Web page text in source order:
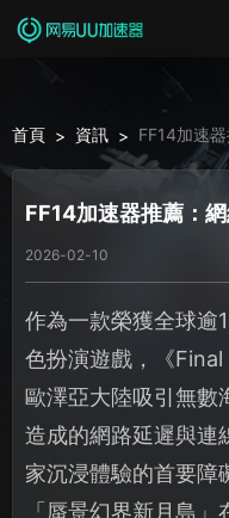
首頁 > 資訊 > FF14加速
FF14加速器推薦：
2026-02-10
作為一款榮獲全球逾
色扮演遊戲，《
歐澤亞大陸吸引無數
造成的網路延遲與連
家沉浸體驗的首要障
「蜃景幻界新月島